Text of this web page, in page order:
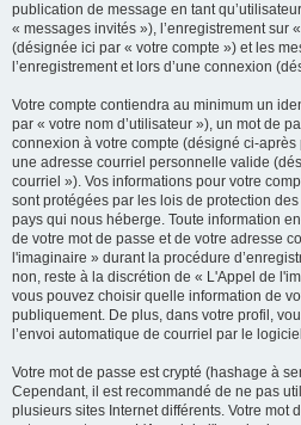
publication de message en tant
« messages invités »), l’enregistrement sur
(désignée ici par « votre compte ») et les
l’enregistrement et lors d’une connexion
Votre compte contiendra au minimum un
par « votre nom d’utilisateur »), un mot de
connexion à votre compte (désigné ci-après
une adresse courriel personnelle valide
courriel »). Vos informations pour votre
sont protégées par les lois de protection
pays qui nous héberge. Toute information
de votre mot de passe et de votre adresse
l'imaginaire » durant la procédure
non, reste à la discrétion de « L'Appel de
vous pouvez choisir quelle information de
publiquement. De plus, dans votre profil,
l’envoi automatique de courriel par le
Votre mot de passe est crypté (hashage à
Cependant, il est recommandé de ne pas
plusieurs sites Internet différents. Votre mot